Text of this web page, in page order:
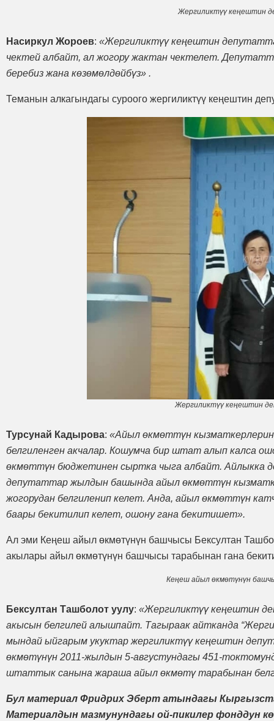
Жергиликтүү кеңештин
Насиркул Жороев: «Жергиликтүү кеңештин
чектей албайт, ал жогору жактан чектелет.
беребиз жана көзөмөлдөйбүз» .
Теманын алкагындагы суроого жергиликтүү кеңештин
Жергиликтүү кеңештин
Турсунай Кадырова: «Айыл өкмөттүн
белгиленген акчалар. Кошумча бир штат алып калса
өкмөттүн бюджетинен сыртка чыга албайт. Айлыкка
депутаттар жылдын башында айыл өкмөттүн
жогорудан белгиленип келет. Анда, айыл өкмөттүн
баары бекитилип келет, ошону гана бекитишет».
Ал эми Кеңеш айыл өкмөтүнүн башчысы Бексултан
акылары айыл өкмөтүнүн башчысы тарабынан гана
Кеңеш айыл өкмөтүнүн
Бексултан Ташболот уулу: «Жергиликтүү кеңештин
акысын белгилей алышпайт. Тагыраак айтканда
мындай ыйгарым укуктар жергиликтүү кеңештин
өкмөтүнүн 2011-жылдын 5-августундагы 451-
штаттык санына жараша айыл өкмөтү тарабынан
Бул материал Фридрих Эберт атындагы
Материалдын мазмунундагы ой-пикилер фонддун